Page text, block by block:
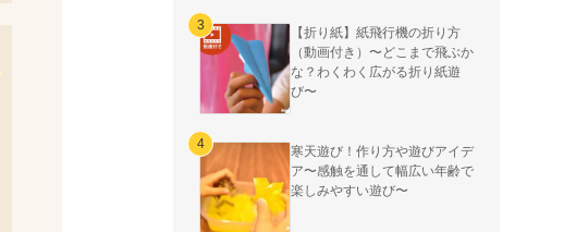
【折り紙】紙飛行機の折り方
（動画付き）〜どこまで飛ぶか
な？わくわく広がる折り紙遊
び〜
寒天遊び！作り方や遊びアイデ
ア〜感触を通して幅広い年齢で
楽しみやすい遊び〜